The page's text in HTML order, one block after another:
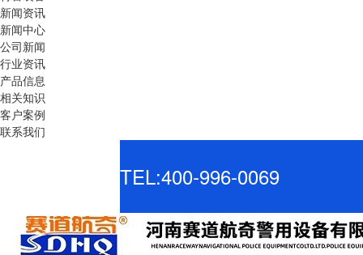
新闻资讯
新闻中心
公司新闻
行业资讯
产品信息
相关知识
客户案例
联系我们
TEL:400-996-0069